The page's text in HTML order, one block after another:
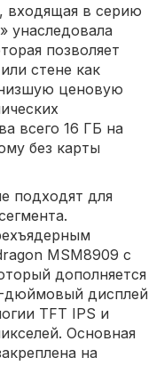
входящая в серию
унаследовала
позволяет
стене как
ценовую
всего 16 ГБ на
без карты
подходят для
MSM8909 с
дополняется
дюймовый дисплей
TFT IPS и
Основная
на